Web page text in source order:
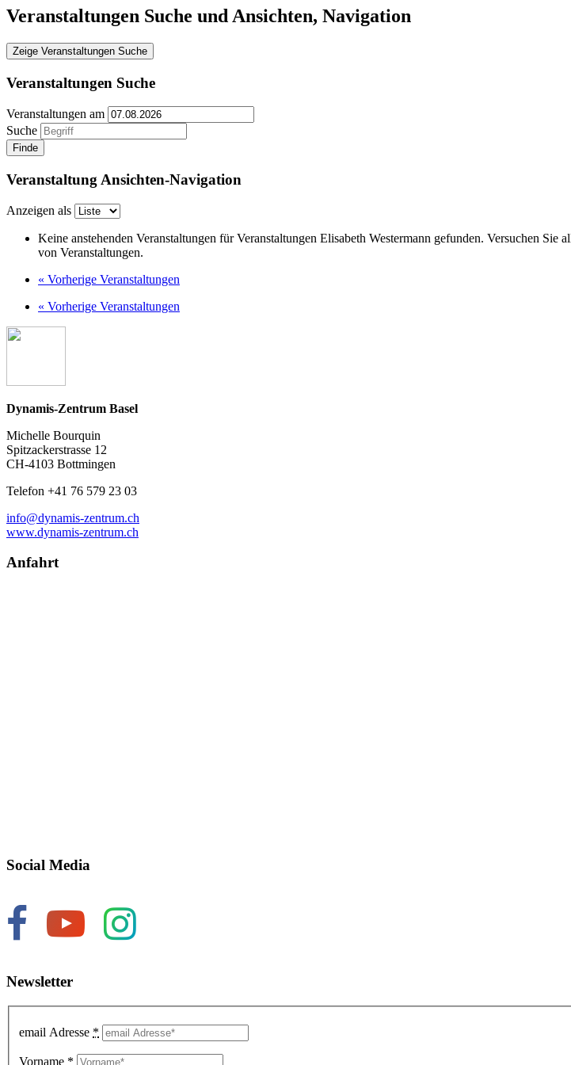
Veranstaltungen Suche und Ansichten, Navigation
Zeige Veranstaltungen Suche
Veranstaltungen Suche
Veranstaltungen am
Suche
Veranstaltung Ansichten-Navigation
Anzeigen als
Keine anstehenden Veranstaltungen für Veranstaltungen Elisabeth Westermann gefunden. Versuchen
von Veranstaltungen.
« Vorherige Veranstaltungen
« Vorherige Veranstaltungen
Dynamis-Zentrum Basel
Michelle Bourquin
Spitzackerstrasse 12
CH-4103 Bottmingen
Telefon +41 76 579 23 03
info@dynamis-zentrum.ch
www.dynamis-zentrum.ch
Anfahrt
Social Media
Newsletter
email Adresse *
Vorname *